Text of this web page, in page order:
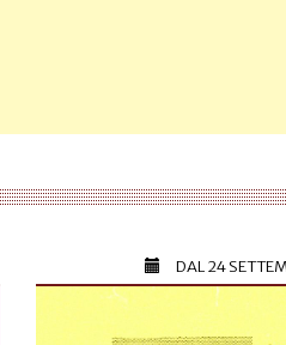
DAL24